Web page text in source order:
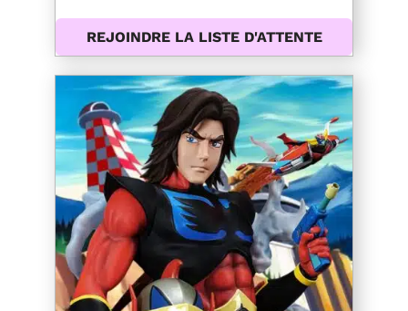
REJOINDRE LA LISTE D'ATTENTE
AJOUTER AU PANIER
/
DETAILS